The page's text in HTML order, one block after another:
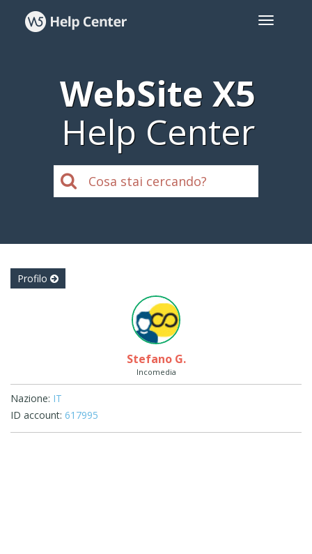
WebSite X5
Help Center
Profilo
Stefano G.
Incomedia
Nazione: IT
ID account: 617995